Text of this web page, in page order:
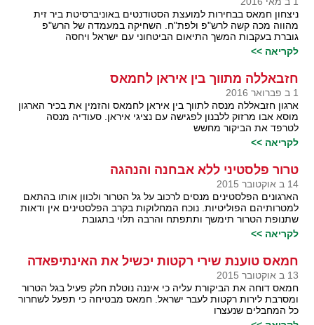
ניצחון חמאס בבחירות למועצת הסטודנטים באוניברסיטת ביר זית
מהווה מכה קשה לרש"פ ולפת"ח. השחיקה במעמדה של הרש"פ
גוברת בעקבות המשך התיאום הביטחוני עם ישראל ויחסה
לקריאה >>
חזבאללה מתווך בין איראן לחמאס
1 ב פברואר 2016
ארגון חזבאללה מנסה לתווך בין איראן לחמאס והזמין את בכיר הארגון
מוסא אבו מרזוק ללבנון לפגישה עם נציגי איראן. סעודיה מנסה
לטרפד את הביקור מחשש
לקריאה >>
טרור פלסטיני ללא אבחנה והנהגה
14 ב אוקטובר 2015
הארגונים הפלסטינים מנסים לרכוב על גל הטרור ולכוון אותו בהתאם
למטרותיהם הפוליטיות. נוכח המחלוקות בקרב הפלסטינים אין ודאות
שתנופת הטרור תימשך ותתפתח והרבה תלוי בתגובת
לקריאה >>
חמאס טוענת שירי רקטות יכשיל את האינתיפאדה
13 ב אוקטובר 2015
חמאס דוחה את הביקורת עליה כי איננה נוטלת חלק פעיל בגל הטרור
ומסרבת לירות רקטות לעבר ישראל. חמאס מבטיחה כי תפעל לשחרור
כל המחבלים שנעצרו